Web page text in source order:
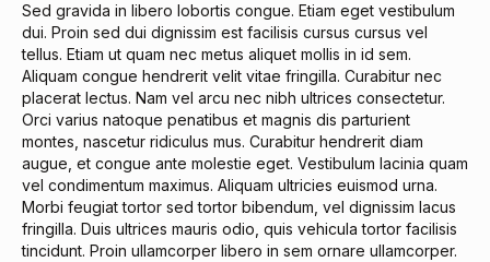
Sed gravida in libero lobortis congue. Etiam eget vestibulum
dui. Proin sed dui dignissim est facilisis cursus cursus vel
tellus. Etiam ut quam nec metus aliquet mollis in id sem.
Aliquam congue hendrerit velit vitae fringilla. Curabitur nec
placerat lectus. Nam vel arcu nec nibh ultrices consectetur.
Orci varius natoque penatibus et magnis dis parturient
montes, nascetur ridiculus mus. Curabitur hendrerit diam
augue, et congue ante molestie eget. Vestibulum lacinia quam
vel condimentum maximus. Aliquam ultricies euismod urna.
Morbi feugiat tortor sed tortor bibendum, vel dignissim lacus
fringilla. Duis ultrices mauris odio, quis vehicula tortor facilisis
tincidunt. Proin ullamcorper libero in sem ornare ullamcorper.